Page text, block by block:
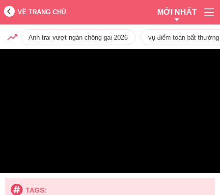
VỀ TRANG CHỦ MỚI NHẤT
Anh trai vượt ngàn chông gai 2026 vụ điểm toán bất
TAGS: